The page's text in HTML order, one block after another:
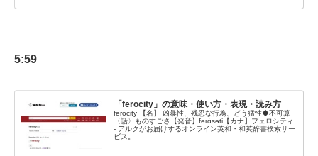
5:59
「ferocity」の意味・使い方・表現・読み方
ferocity 【名】 凶暴性、残忍な行為、どう猛性◆不可算
〈話〉ものすごさ【発音】fərɑ́səti【カナ】フェロシティ
- アルクがお届けするオンライン英和・和英辞書検索サー
ビス。